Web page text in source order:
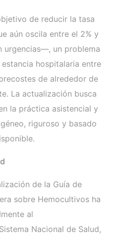
de reducir la tasa
aún oscila entre el 2% y
urgencias—, un problema
hospitalaria entre
de alrededor de
La actualización busca
la práctica asistencial y
riguroso y basado
de la Guía de
sobre Hemocultivos ha
al
Nacional de Salud,